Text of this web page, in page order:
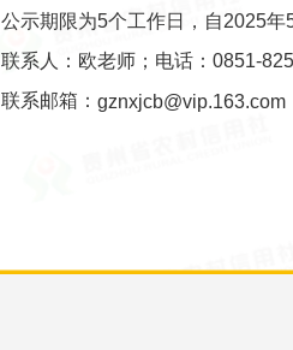
公示期限为5个工作日，自2025年
联系人：欧老师；电话：0851-
联系邮箱： gznxjcb@vip.163.com